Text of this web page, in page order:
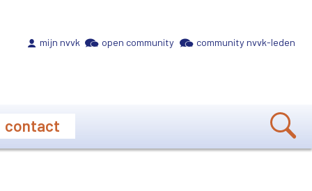
mijn nvvk open community community nvvk-leden
contact